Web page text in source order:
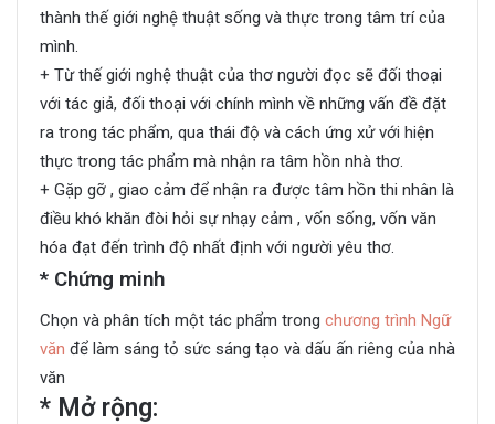
thành thế giới nghệ thuật sống và thực trong tâm trí của
mình.
+ Từ thế giới nghệ thuật của thơ người đọc sẽ đối thoại
với tác giả, đối thoại với chính mình về những vấn đề đặt
ra trong tác phẩm, qua thái độ và cách ứng xử với hiện
thực trong tác phẩm mà nhận ra tâm hồn nhà thơ.
+ Gặp gỡ , giao cảm để nhận ra được tâm hồn thi nhân là
điều khó khăn đòi hỏi sự nhạy cảm , vốn sống, vốn văn
hóa đạt đến trình độ nhất định với người yêu thơ.
* Chứng minh
Chọn và phân tích một tác phẩm trong chương trình Ngữ
văn để làm sáng tỏ sức sáng tạo và dấu ấn riêng của nhà
văn
* Mở rộng: